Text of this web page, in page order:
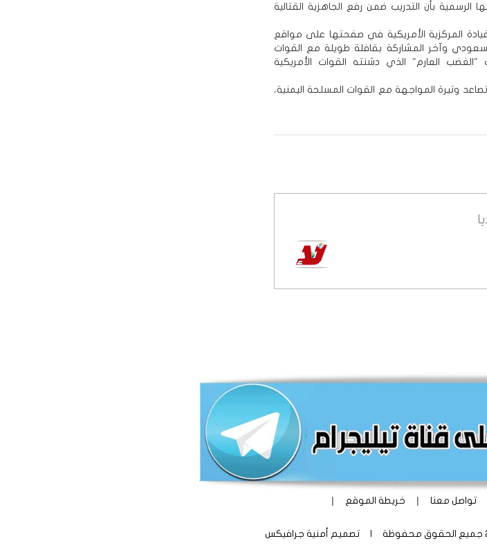
بأن التدريب ضمن رفع الجاهزية القتالية
المركزية الأمريكية في صفحتها على مواقع
وآخر المشاركة بقافلة طويلة مع القوات
العارم" الذي دشنته القوات الأمريكية
وتيرة المواجهة مع القوات المسلحة اليمنية،
تواصل معنا | خريطة الموقع |
أمنية جرافيكس